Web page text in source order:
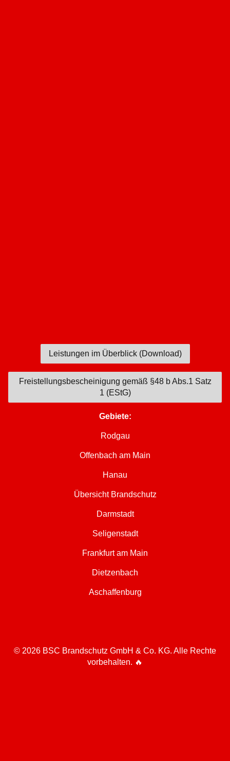
Leistungen im Überblick (Download)
Freistellungsbescheinigung gemäß §48 b Abs.1 Satz
1 (EStG)
Gebiete:
Rodgau
Offenbach am Main
Hanau
Übersicht Brandschutz
Darmstadt
Seligenstadt
Frankfurt am Main
Dietzenbach
Aschaffenburg
© 2026 BSC Brandschutz GmbH & Co. KG. Alle Rechte
vorbehalten. 🔥